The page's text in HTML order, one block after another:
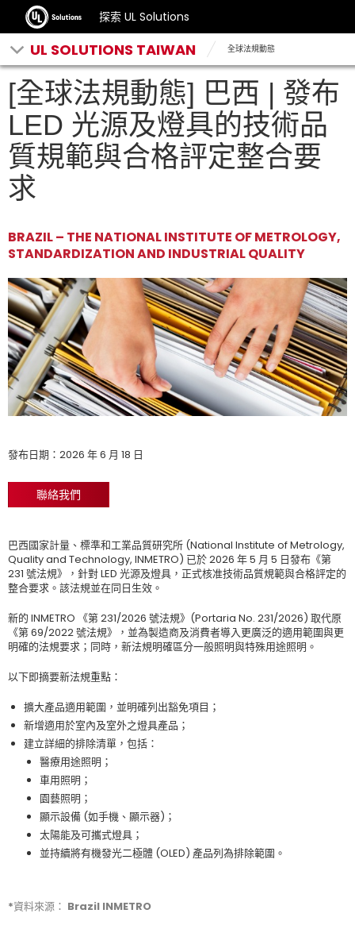
探索 UL Solutions
UL SOLUTIONS TAIWAN 全球法規動態
[全球法規動態] 巴西 | 發布
LED 光源及燈具的技術品
質規範與合格評定整合要
求
BRAZIL – THE NATIONAL INSTITUTE OF METROLOGY,
STANDARDIZATION AND INDUSTRIAL QUALITY
發布日期：2026 年 6 月 18 日
聯絡我們
巴西國家計量、標準和工業品質研究所 (National Institute of Metrology,
Quality and Technology, INMETRO) 已於 2026 年 5 月 5 日發布《第
231 號法規》，針對 LED 光源及燈具，正式核准技術品質規範與合格評定的
整合要求。該法規並在同日生效。
新的 INMETRO 《第 231/2026 號法規》(Portaria No. 231/2026) 取代原
《第 69/2022 號法規》，並為製造商及消費者導入更廣泛的適用範圍與更
明確的法規要求；同時，新法規明確區分一般照明與特殊用途照明。
以下即摘要新法規重點：
擴大產品適用範圍，並明確列出豁免項目；
新增適用於室內及室外之燈具產品；
建立詳細的排除清單，包括：
醫療用途照明；
車用照明；
園藝照明；
顯示設備 (如手機、顯示器)；
太陽能及可攜式燈具；
並持續將有機發光二極體 (OLED) 產品列為排除範圍。
*資料來源： Brazil INMETRO